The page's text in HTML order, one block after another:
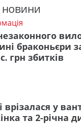
новини
браконьєри
грн збитків
врізалася у
та 2-річна